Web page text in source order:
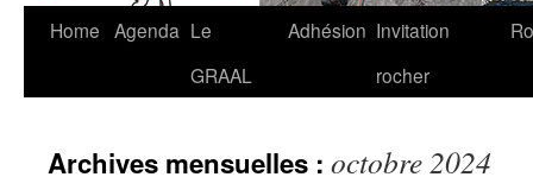
Home Agenda Le
GRAAL
Adhésion Invitation
rocher
Archives mensuelles : octobre 2024